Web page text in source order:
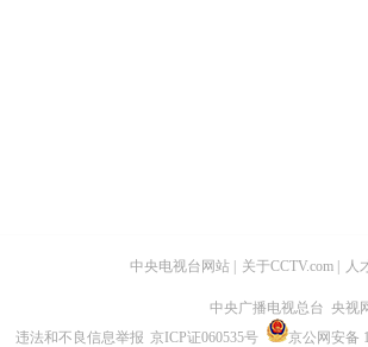
中央电视台网站 关于CCTV.com 人
中央广播电视总台 央视
违法和不良信息举报 京ICP证060535号
京公网安备